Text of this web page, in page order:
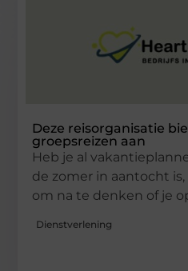
Deze reisorganisatie
groepsreizen aan
Heb je al
de zomer in aantocht
om na te denken of je
Dienstverlening